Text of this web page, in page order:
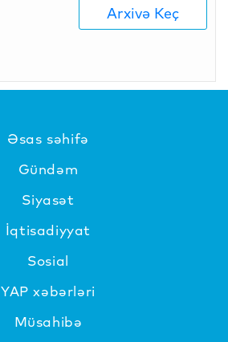
Arxivə Keç
Əsas səhifə
Gündəm
Siyasət
İqtisadiyyat
Sosial
YAP xəbərləri
Müsahibə